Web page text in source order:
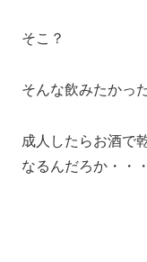
そこ？
そんな飲みたかっ
成人したらお酒で
なるんだろか・・・